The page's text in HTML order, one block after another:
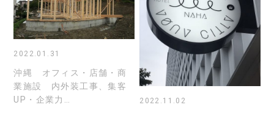
2022.01.31
沖縄 オフィス・店舗・商
業施設 内外装工事、集客
UP・企業力…
2022.11.02